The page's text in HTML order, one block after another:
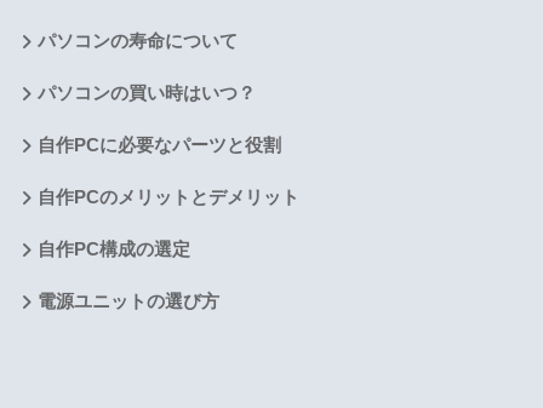
パソコンの寿命について
パソコンの買い時はいつ？
自作PCに必要なパーツと役割
自作PCのメリットとデメリット
自作PC構成の選定
電源ユニットの選び方